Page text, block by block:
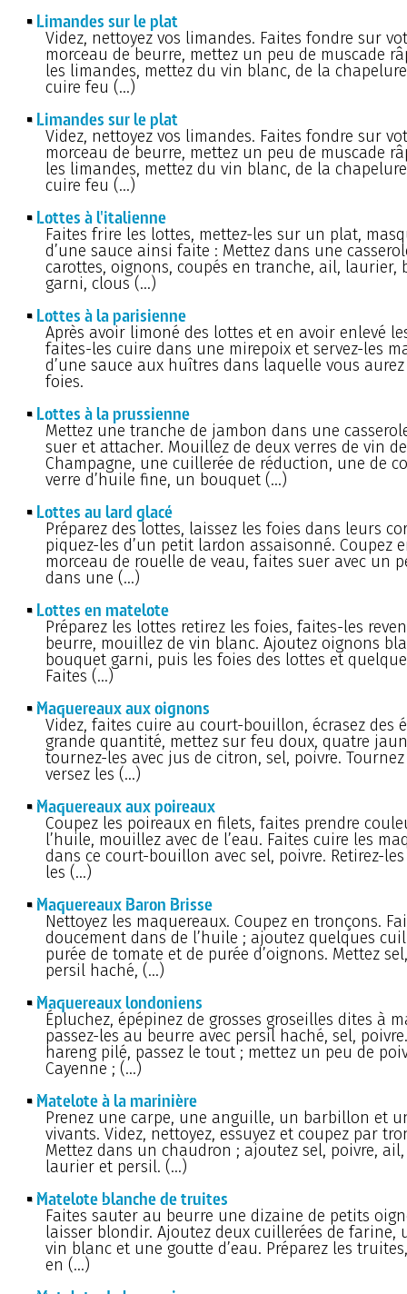
Limandes sur le plat
Videz, nettoyez vos limandes. Faites fondre sur
morceau de beurre, mettez un peu de muscade
les limandes, mettez du vin blanc, de la
cuire feu (…)
Limandes sur le plat
Videz, nettoyez vos limandes. Faites fondre sur
morceau de beurre, mettez un peu de muscade
les limandes, mettez du vin blanc, de la
cuire feu (…)
Lottes à l'italienne
Faites frire les lottes, mettez-les sur un plat,
d’une sauce ainsi faite : Mettez dans une
carottes, oignons, coupés en tranche, ail, laurier,
garni, clous (…)
Lottes à la parisienne
Après avoir limoné des lottes et en avoir enlevé
faites-les cuire dans une mirepoix et servez-les
d’une sauce aux huîtres dans laquelle vous
foies.
Lottes à la prussienne
Mettez une tranche de jambon dans une
suer et attacher. Mouillez de deux verres de vin de
Champagne, une cuillerée de réduction, une de
verre d’huile fine, un bouquet (…)
Lottes au lard glacé
Préparez des lottes, laissez les foies dans leurs
piquez-les d’un petit lardon assaisonné. Coupez
morceau de rouelle de veau, faites suer avec un
dans une (…)
Lottes en matelote
Préparez les lottes retirez les foies, faites-les
beurre, mouillez de vin blanc. Ajoutez oignons
bouquet garni, puis les foies des lottes et
Faites (…)
Maquereaux aux oignons
Videz, faites cuire au court-bouillon, écrasez des
grande quantité, mettez sur feu doux, quatre
tournez-les avec jus de citron, sel, poivre.
versez les (…)
Maquereaux aux poireaux
Coupez les poireaux en filets, faites prendre
l’huile, mouillez avec de l’eau. Faites cuire les
dans ce court-bouillon avec sel, poivre. Retirez-
les (…)
Maquereaux Baron Brisse
Nettoyez les maquereaux. Coupez en tronçons.
doucement dans de l’huile ; ajoutez quelques
purée de tomate et de purée d’oignons. Mettez
persil haché, (…)
Maquereaux londoniens
Épluchez, épépinez de grosses groseilles dites à
passez-les au beurre avec persil haché, sel,
hareng pilé, passez le tout ; mettez un peu de
Cayenne ; (…)
Matelote à la marinière
Prenez une carpe, une anguille, un barbillon et
vivants. Videz, nettoyez, essuyez et coupez par
Mettez dans un chaudron ; ajoutez sel, poivre,
laurier et persil. (…)
Matelote blanche de truites
Faites sauter au beurre une dizaine de petits
laisser blondir. Ajoutez deux cuillerées de farine,
vin blanc et une goutte d’eau. Préparez les
en (…)